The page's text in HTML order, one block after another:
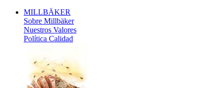
MILLBÄKER
Sobre Millbäker
Nuestros Valores
Política Calidad